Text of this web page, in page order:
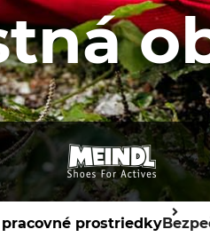
pracovné prostriedky